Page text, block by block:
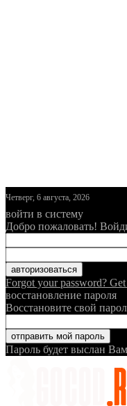
Четверг, 6 августа, 2026
войти в систему
Добро пожаловать!
Forgot your password?
восстановление пароля
Восстановите свой
Пароль будет выслан